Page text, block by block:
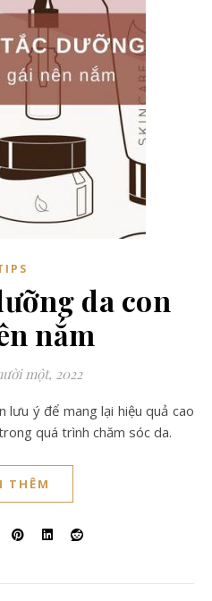
da con
nắm
một, 2022
quá trình chăm sóc da.
THÊM